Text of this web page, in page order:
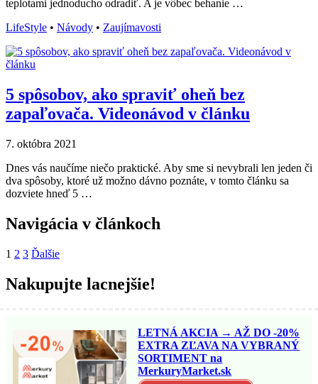
teplotami jednoducho odradiť. A je vôbec behanie …
LifeStyle • Návody • Zaujímavosti
5 spôsobov, ako spraviť oheň bez
zapaľovača. Videonávod v článku
7. októbra 2021
Dnes vás naučíme niečo praktické. Aby sme si nevybrali len jeden či
dva spôsoby, ktoré už možno dávno poznáte, v tomto článku sa
dozviete hneď 5 …
Navigácia v článkoch
1 2 3 Ďalšie
Nakupujte lacnejšie!
LETNÁ AKCIA → AŽ DO -20%
EXTRA ZĽAVA NA VYBRANÝ
SORTIMENT na
MerkuryMarket.sk